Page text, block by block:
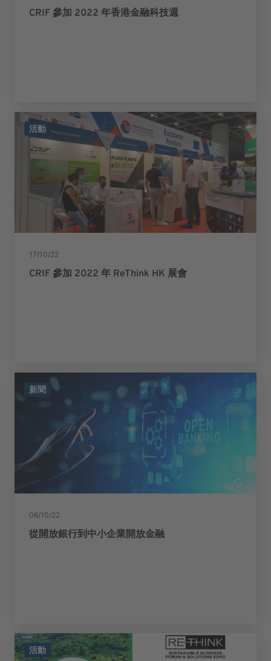
CRIF 參加 2022 年香港金融科技週
活動
17/10/22
CRIF 參加 2022 年 ReThink HK 展會
新聞
06/10/22
從開放銀行到中小企業開放金融
活動